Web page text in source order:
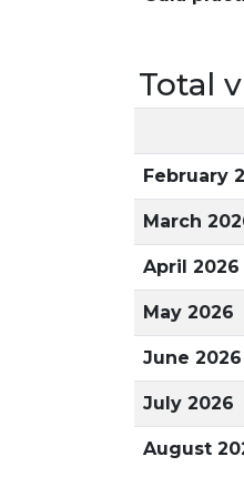
Total
February
March
April 2026
May 2026
June 2026
July 2026
August